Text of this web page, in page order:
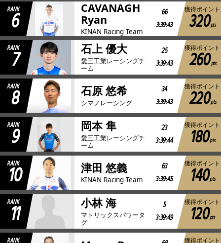
RANK
6
CAVANAGH
Ryan
KINAN Racing Team
66
3:39:43
獲得ポイント
320pts
RANK
7 石上 優大
愛三工業レーシングチ
ーム
25
3:39:43
獲得ポイント
260 pts
RANK
8 石原 悠希
シマノレーシング
34
3:39:43
獲得ポイント
220pts
RANK
9 岡本 隼
愛三工業レーシングチ
ーム
23
3:39:44
獲得ポイント
180pts
RANK
10 津田 悠義
KINAN Racing Team
63
3:39:45
獲得ポイント
140pts
RANK
11 小林 海
マトリックスパワータ
グ
5
3:39:49
獲得ポイント
120pts
RANK 獲得ポイント